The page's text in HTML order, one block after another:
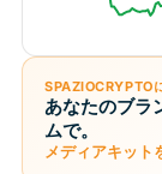
SPAZIOCRYPTO
あなたのブラ
ムで。
メディアキット